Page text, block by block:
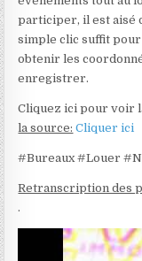
participer, il est aisé
simple clic suffit pour
obtenir les
enregistrer.
Cliquez ici pour voir
la source: Cliquer ici
#Bureaux #Louer
Retranscription des
.